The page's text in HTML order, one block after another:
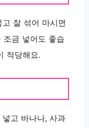
잘 섞어 마시면
조금 넣어도 좋습
적당해요.
고 바나나, 사과